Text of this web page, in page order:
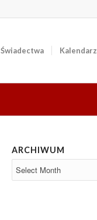
Świadectwa Kalendarz
ARCHIWUM